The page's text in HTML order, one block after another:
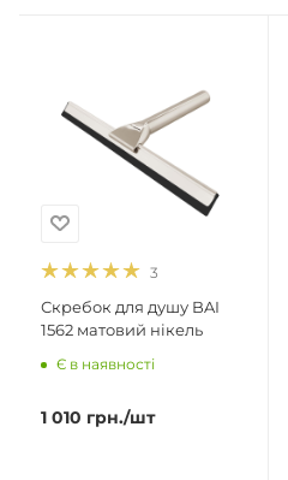
3
Скребок для душу BAI
1562 матовий нікель
Є в наявності
1 010 грн./шт